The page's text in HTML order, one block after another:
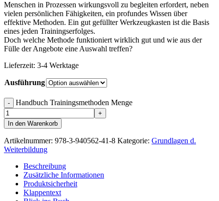
Menschen in Prozessen wirkungsvoll zu begleiten erfordert, neben
vielen persönlichen Fähigkeiten, ein profundes Wissen über
effektive Methoden. Ein gut gefüllter Werkzeugkasten ist die Basis
eines jeden Trainingserfolges.
Doch welche Methode funktioniert wirklich gut und wie aus der
Fülle der Angebote eine Auswahl treffen?
Lieferzeit: 3-4 Werktage
Ausführung
Handbuch Trainingsmethoden Menge
In den Warenkorb
Artikelnummer: 978-3-940562-41-8 Kategorie: Grundlagen d.
Weiterbildung
Beschreibung
Zusätzliche Informationen
Produktsicherheit
Klappentext